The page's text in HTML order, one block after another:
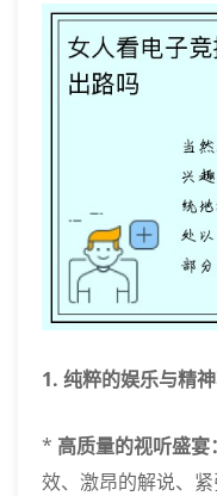
1. 纯粹的娱乐与精
* 高质量的视听盛宴：
效、激昂的解说、